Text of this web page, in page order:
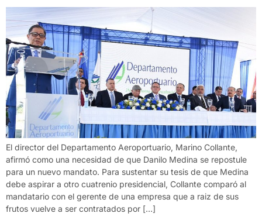
El director del Departamento Aeroportuario, Marino Collante,
afirmó como una necesidad de que Danilo Medina se repostule
para un nuevo mandato. Para sustentar su tesis de que Medina
debe aspirar a otro cuatrenio presidencial, Collante comparó al
mandatario con el gerente de una empresa que a raiz de sus
frutos vuelve a ser contratados por […]